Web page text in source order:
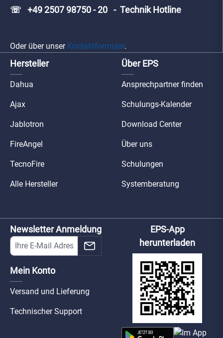
☏ +49 2507 98750 - 20 - Technik Hotline
Oder über unser Kontaktformular.
Hersteller
Dahua
Ajax
Jablotron
FireAngel
TecnoFire
Alle Hersteller
Über EPS
Ansprechpartner finden
Schulungs-Kalender
Download Center
Über uns
Schulungen
Systemberatung
Newsletter Anmeldung
Mein Konto
Versand und Lieferung
Technischer Support
EPS-App
herunterladen